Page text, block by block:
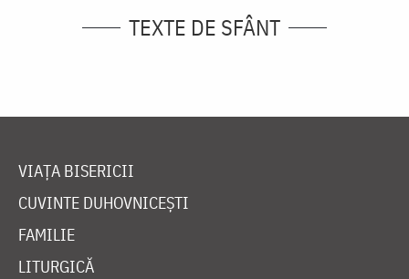
TEXTE DE SFÂNT
VIAȚA BISERICII
CUVINTE DUHOVNICEȘTI
FAMILIE
LITURGICĂ